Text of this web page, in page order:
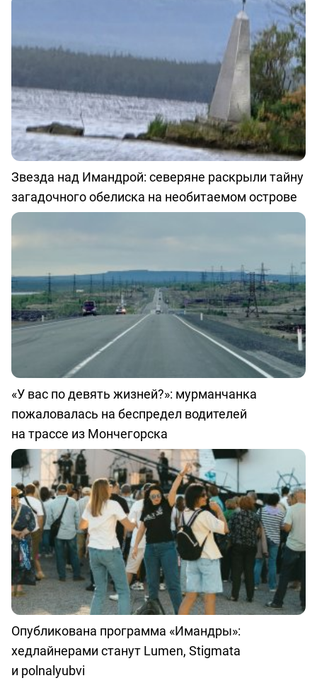
Звезда над Имандрой: северяне раскрыли тайну
загадочного обелиска на необитаемом острове
«У вас по девять жизней?»: мурманчанка
пожаловалась на беспредел водителей
на трассе из Мончегорска
Опубликована программа «Имандры»:
хедлайнерами станут Lumen, Stigmata
и polnalyubvi